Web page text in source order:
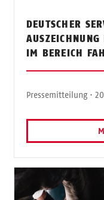
DEUTSCHER
AUSZEICHNUNG
IM BEREICH
Pressemitteilung ·